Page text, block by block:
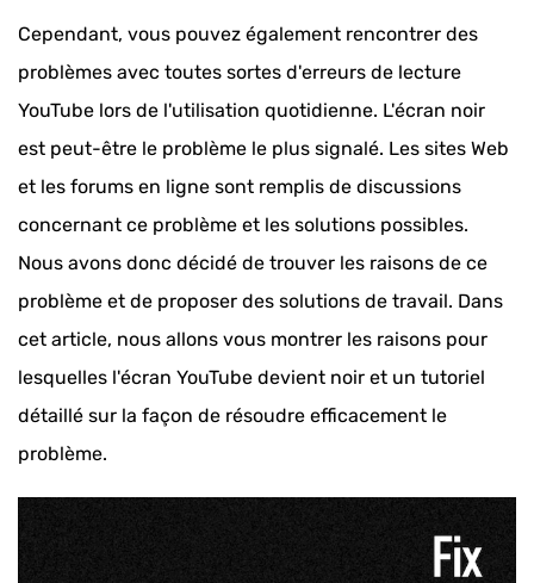
Cependant, vous pouvez également rencontrer des
problèmes avec toutes sortes d'erreurs de lecture
YouTube lors de l'utilisation quotidienne. L'écran noir
est peut-être le problème le plus signalé. Les sites Web
et les forums en ligne sont remplis de discussions
concernant ce problème et les solutions possibles.
Nous avons donc décidé de trouver les raisons de ce
problème et de proposer des solutions de travail. Dans
cet article, nous allons vous montrer les raisons pour
lesquelles l'écran YouTube devient noir et un tutoriel
détaillé sur la façon de résoudre efficacement le
problème.